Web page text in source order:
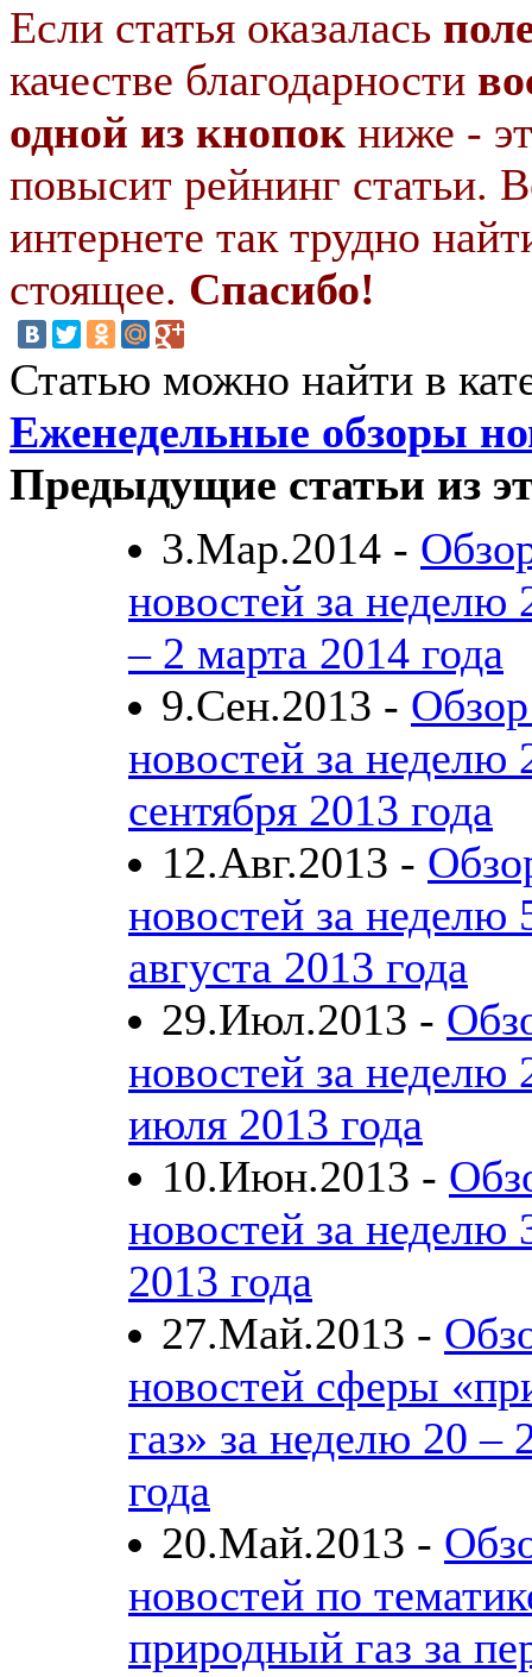
Если статья оказалась
качестве благодарности
одной из кнопок ниже -
повысит рейнинг статьи.
интернете так трудно
стоящее. Спасибо!
Статью можно найти в
Еженедельные обзоры
Предыдущие статьи из
3.Мар.2014 -
новостей за неделю
– 2 марта 2014 года
9.Сен.2013 -
новостей за неделю
сентября 2013 года
12.Авг.2013 -
новостей за неделю
августа 2013 года
29.Июл.2013 -
новостей за неделю
июля 2013 года
10.Июн.2013 -
новостей за неделю
2013 года
27.Май.2013 -
новостей сферы
газ» за неделю 20 –
года
20.Май.2013 -
новостей по
природный газ за